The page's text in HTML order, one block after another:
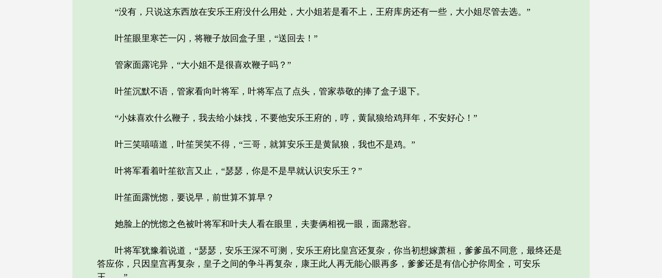
“没有，只说这东西放在安乐王府没什么用处，大小姐若是看不上，王府库房还有一些，大小姐尽管去选。”
叶笙眼里寒芒一闪，将鞭子放回盒子里，“送回去！”
管家面露诧异，“大小姐不是很喜欢鞭子吗？”
叶笙沉默不语，管家看向叶将军，叶将军点了点头，管家恭敬的捧了盒子退下。
“小妹喜欢什么鞭子，我去给小妹找，不要他安乐王府的，哼，黄鼠狼给鸡拜年，不安好心！”
叶三笑嘻嘻道，叶笙哭笑不得，“三哥，就算安乐王是黄鼠狼，我也不是鸡。”
叶将军看着叶笙欲言又止，“瑟瑟，你是不是早就认识安乐王？”
叶笙面露恍惚，要说早，前世算不算早？
她脸上的恍惚之色被叶将军和叶夫人看在眼里，夫妻俩相视一眼，面露愁容。
叶将军犹豫着说道，“瑟瑟，安乐王深不可测，安乐王府比皇宫还复杂，你当初想嫁萧桓，爹爹虽不同意，最终还是
答应你，只因皇宫再复杂，皇子之间的争斗再复杂，康王此人再无能心眼再多，爹爹还是有信心护你周全，可安乐